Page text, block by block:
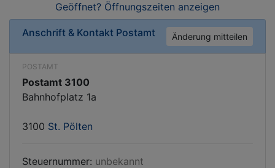
Geöffnet? Öffnungszeiten anzeigen
Anschrift & Kontakt Postamt Änderung mitteilen
POSTAMT
Postamt 3100
Bahnhofplatz 1a
3100 St. Pölten
Steuernummer: unbekannt